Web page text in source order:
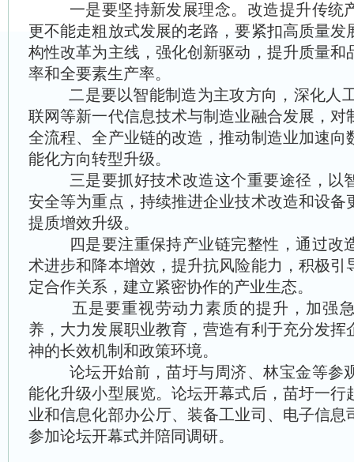
一是要坚持新发展理念。改造提升传统
更不能走粗放式发展的老路，要紧扣高质量发
构性改革为主线，强化创新驱动，提升质量和
率和全要素生产率。
二是要以智能制造为主攻方向，深化人工
联网等新一代信息技术与制造业融合发展，对
全流程、全产业链的改造，推动制造业加速向
能化方向转型升级。
三是要抓好技术改造这个重要途径，以
安全等为重点，持续推进企业技术改造和设备
提质增效升级。
四是要注重保持产业链完整性，通过改
术进步和降本增效，提升抗风险能力，积极引
定合作关系，建立紧密协作的产业生态。
五是要重视劳动力素质的提升，加强急
养，大力发展职业教育，营造有利于充分发挥
神的长效机制和政策环境。
论坛开始前，苗圩与周济、林宝金等参
能化升级小型展览。论坛开幕式后，苗圩一行
业和信息化部办公厅、装备工业司、电子信息
参加论坛开幕式并陪同调研。